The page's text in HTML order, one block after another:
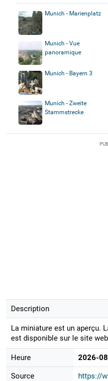
Munich - Marienplatz
Munich - Vue
panoramique
Munich - Bayern 3
Munich - Zweite
Stammstrecke
Description
La miniature est un aperçu.
est disponible sur le site
Heure 2026-
Source https://